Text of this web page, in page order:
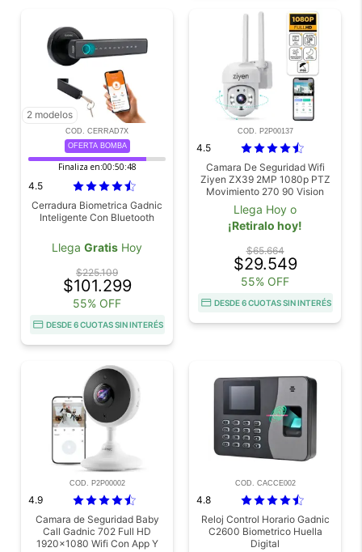
2 modelos
COD. CERRAD7X
OFERTA BOMBA
Finaliza en:00:50:46
4.5
Cerradura Biometrica Gadnic
Inteligente Con Bluetooth
Llega Gratis Hoy
$225.109
$101.299
55% OFF
DESDE 6 CUOTAS SIN INTERÉS
COD. P2P00137
4.5
Camara De Seguridad Wifi
Ziyen ZX39 2MP 1080p PTZ
Movimiento 270 90 Vision
Nocturna Audio Bidireccional
Exterior
Llega Hoy o
¡Retiralo hoy!
$65.664
$29.549
55% OFF
DESDE 6 CUOTAS SIN INTERÉS
COD. P2P00002
4.9
Camara de Seguridad Baby
Call Gadnic 702 Full HD
1920x1080 Wifi Con App Y
COD. CACCE002
4.8
Reloj Control Horario Gadnic
C2600 Biometrico Huella
Digital